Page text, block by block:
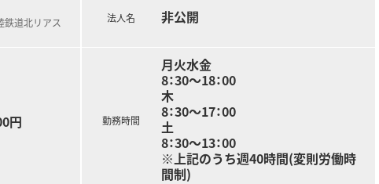
鉄道北リアス
円
法人名 非公開
勤務時間
月火水金
8：30～18：00
木
8：30～17：00
土
8：30～13：00
※上記のうち週40時間(変則労働時
間制)